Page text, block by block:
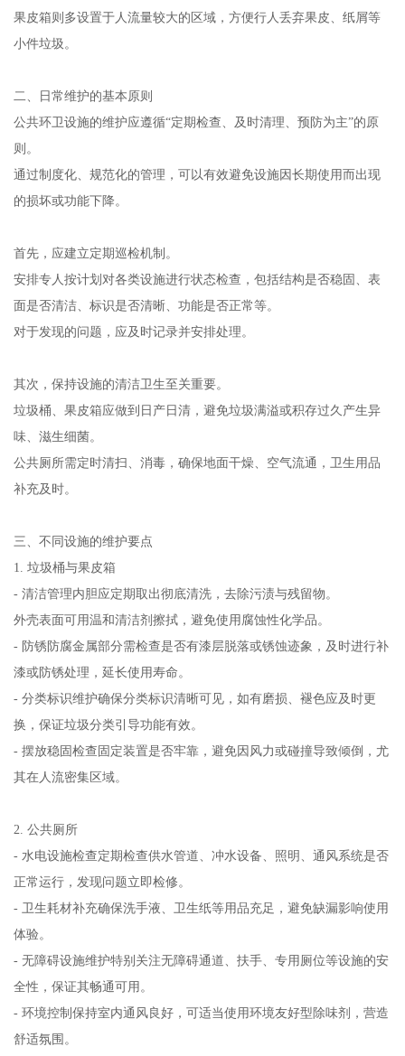
果皮箱则多设置于人流量较大的区域，方便行人丢弃果皮、纸屑等
小件垃圾。
二、日常维护的基本原则
公共环卫设施的维护应遵循“定期检查、及时清理、预防为主”的原
则。
通过制度化、规范化的管理，可以有效避免设施因长期使用而出现
的损坏或功能下降。
首先，应建立定期巡检机制。
安排专人按计划对各类设施进行状态检查，包括结构是否稳固、表
面是否清洁、标识是否清晰、功能是否正常等。
对于发现的问题，应及时记录并安排处理。
其次，保持设施的清洁卫生至关重要。
垃圾桶、果皮箱应做到日产日清，避免垃圾满溢或积存过久产生异
味、滋生细菌。
公共厕所需定时清扫、消毒，确保地面干燥、空气流通，卫生用品
补充及时。
三、不同设施的维护要点
1. 垃圾桶与果皮箱
- 清洁管理内胆应定期取出彻底清洗，去除污渍与残留物。
外壳表面可用温和清洁剂擦拭，避免使用腐蚀性化学品。
- 防锈防腐金属部分需检查是否有漆层脱落或锈蚀迹象，及时进行补
漆或防锈处理，延长使用寿命。
- 分类标识维护确保分类标识清晰可见，如有磨损、褪色应及时更
换，保证垃圾分类引导功能有效。
- 摆放稳固检查固定装置是否牢靠，避免因风力或碰撞导致倾倒，尤
其在人流密集区域。
2. 公共厕所
- 水电设施检查定期检查供水管道、冲水设备、照明、通风系统是否
正常运行，发现问题立即检修。
- 卫生耗材补充确保洗手液、卫生纸等用品充足，避免缺漏影响使用
体验。
- 无障碍设施维护特别关注无障碍通道、扶手、专用厕位等设施的安
全性，保证其畅通可用。
- 环境控制保持室内通风良好，可适当使用环境友好型除味剂，营造
舒适氛围。